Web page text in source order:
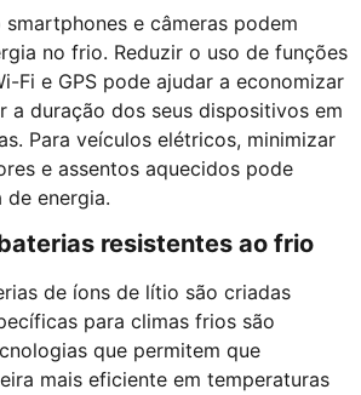
e câmeras podem
no frio. Reduzir o uso de funções
Fi e GPS pode ajudar a economizar
a duração dos seus dispositivos em
Para veículos elétricos, minimizar
e assentos aquecidos pode
de energia.
resistentes ao frio
de íons de lítio são criadas
para climas frios são
que permitem que
mais eficiente em temperaturas